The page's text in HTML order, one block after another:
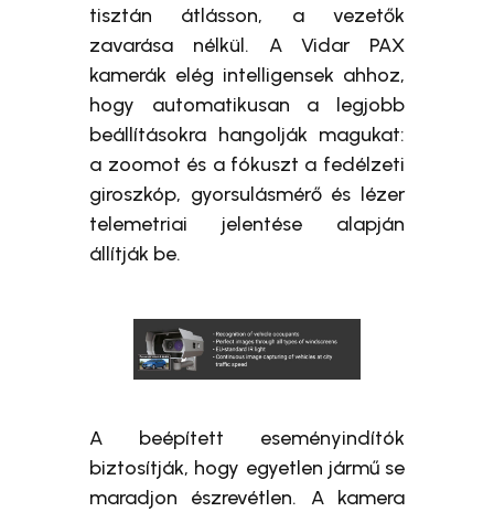
tisztán átlásson, a vezetők
zavarása nélkül. A Vidar PAX
kamerák elég intelligensek ahhoz,
hogy automatikusan a legjobb
beállításokra hangolják magukat:
a zoomot és a fókuszt a fedélzeti
giroszkóp, gyorsulásmérő és lézer
telemetriai jelentése alapján
állítják be.
A beépített eseményindítók
biztosítják, hogy egyetlen jármű se
maradjon észrevétlen. A kamera